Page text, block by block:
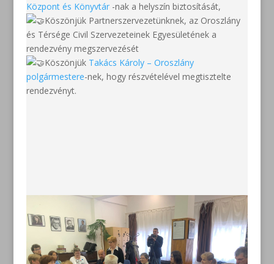
Központ és Könyvtár -nak a helyszín biztosítását,
Köszönjük Partnerszervezetünknek, az Oroszlány
és Térsége Civil Szervezeteinek Egyesületének a
rendezvény megszervezését
Köszönjük Takács Károly – Oroszlány
polgármestere-nek, hogy részvételével megtisztelte
rendezvényt.